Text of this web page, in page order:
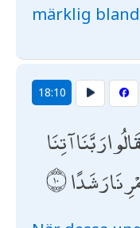
märklig
18:10
رَبَّنَا آتِنَا
رَشَدًا